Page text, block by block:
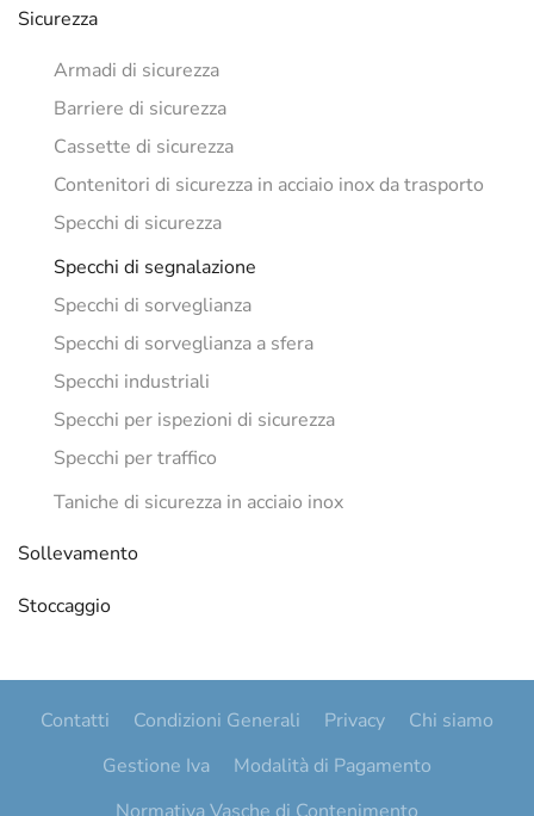
Sicurezza
Armadi di sicurezza
Barriere di sicurezza
Cassette di sicurezza
Contenitori di sicurezza in acciaio inox da trasporto
Specchi di sicurezza
Specchi di segnalazione
Specchi di sorveglianza
Specchi di sorveglianza a sfera
Specchi industriali
Specchi per ispezioni di sicurezza
Specchi per traffico
Taniche di sicurezza in acciaio inox
Sollevamento
Stoccaggio
Contatti Condizioni Generali Privacy
Chi siamo
Gestione Iva
Modalità di Pagamento